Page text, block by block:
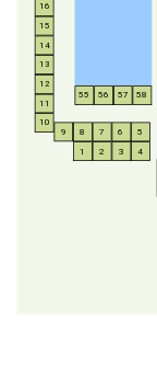
1 2 3 4
5
6
7
8
9
10
11
12
13
14
15
16
55 56 57 58